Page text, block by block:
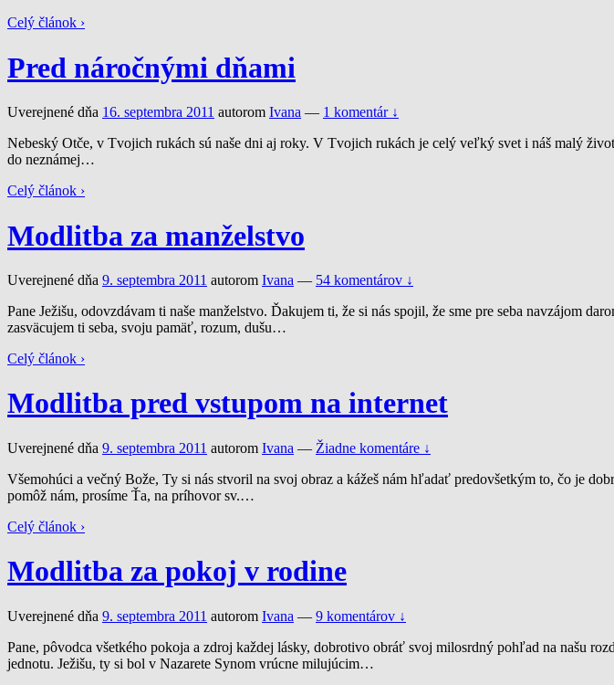
Celý článok ›
Pred náročnými dňami
Uverejnené dňa 16. septembra 2011 autorom Ivana — 1 komentár ↓
Nebeský Otče, v Tvojich rukách sú naše dni aj roky. V Tvojich rukách je celý veľký svet i náš malý
do neznámej…
Celý článok ›
Modlitba za manželstvo
Uverejnené dňa 9. septembra 2011 autorom Ivana — 54 komentárov ↓
Pane Ježišu, odovzdávam ti naše manželstvo. Ďakujem ti, že si nás spojil, že sme pre seba navzájom
zasväcujem ti seba, svoju pamäť, rozum, dušu…
Celý článok ›
Modlitba pred vstupom na internet
Uverejnené dňa 9. septembra 2011 autorom Ivana — Žiadne komentáre ↓
Všemohúci a večný Bože, Ty si nás stvoril na svoj obraz a kážeš nám hľadať predovšetkým to, čo je
pomôž nám, prosíme Ťa, na príhovor sv.…
Celý článok ›
Modlitba za pokoj v rodine
Uverejnené dňa 9. septembra 2011 autorom Ivana — 9 komentárov ↓
Pane, pôvodca všetkého pokoja a zdroj každej lásky, dobrotivo obráť svoj milosrdný pohľad na našu
jednotu. Ježišu, ty si bol v Nazarete Synom vrúcne milujúcim…